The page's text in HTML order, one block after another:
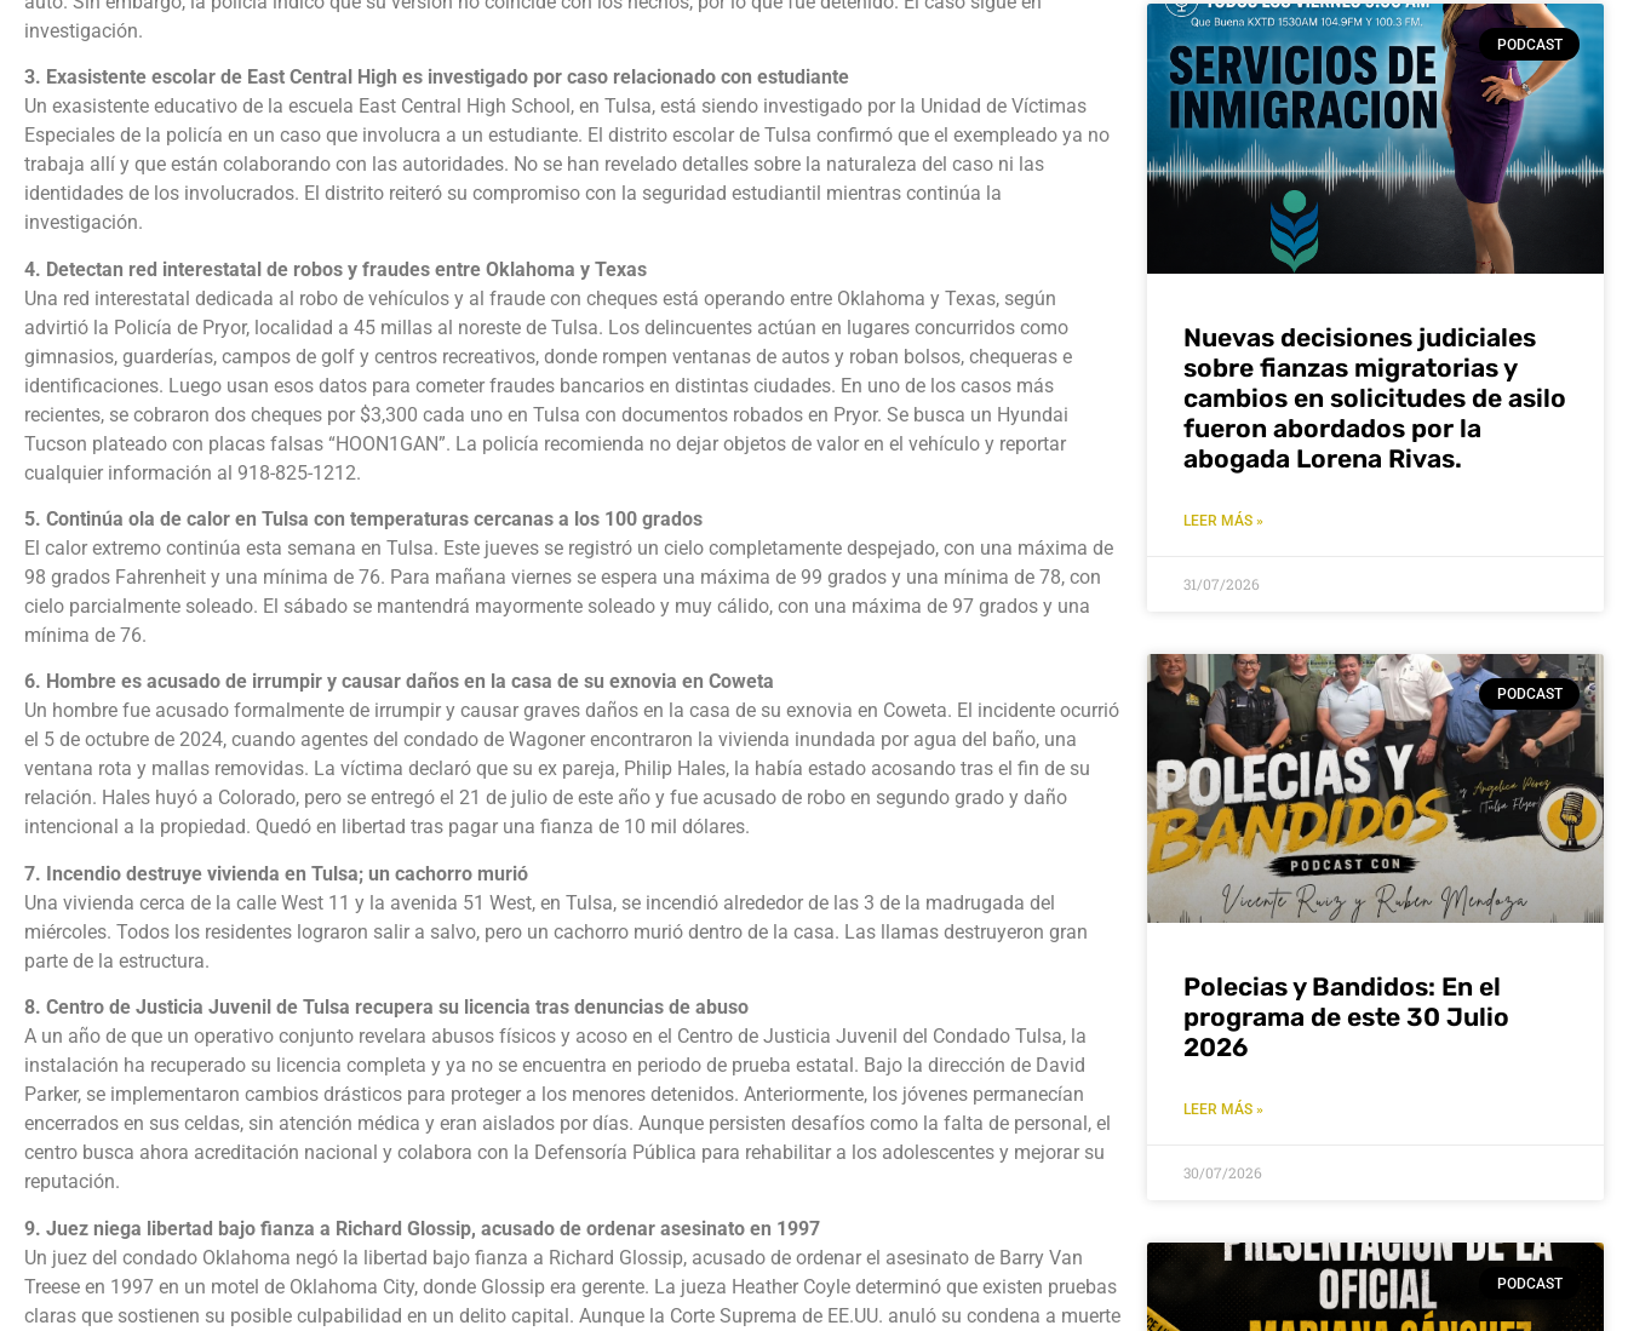
investigación.
3. Exasistente escolar de East Central High es investigado por caso relacionado con estudiante
Un exasistente educativo de la escuela East Central High School, en Tulsa, está siendo investigado por la Unidad de Víctimas
Especiales de la policía en un caso que involucra a un estudiante. El distrito escolar de Tulsa confirmó que el exempleado ya no
trabaja allí y que están colaborando con las autoridades. No se han revelado detalles sobre la naturaleza del caso ni las
identidades de los involucrados. El distrito reiteró su compromiso con la seguridad estudiantil mientras continúa la
investigación.
4. Detectan red interestatal de robos y fraudes entre Oklahoma y Texas
Una red interestatal dedicada al robo de vehículos y al fraude con cheques está operando entre Oklahoma y Texas, según
advirtió la Policía de Pryor, localidad a 45 millas al noreste de Tulsa. Los delincuentes actúan en lugares concurridos como
gimnasios, guarderías, campos de golf y centros recreativos, donde rompen ventanas de autos y roban bolsos, chequeras e
identificaciones. Luego usan esos datos para cometer fraudes bancarios en distintas ciudades. En uno de los casos más
recientes, se cobraron dos cheques por $3,300 cada uno en Tulsa con documentos robados en Pryor. Se busca un Hyundai
Tucson plateado con placas falsas “HOON1GAN”. La policía recomienda no dejar objetos de valor en el vehículo y reportar
cualquier información al 918-825-1212.
5. Continúa ola de calor en Tulsa con temperaturas cercanas a los 100 grados
El calor extremo continúa esta semana en Tulsa. Este jueves se registró un cielo completamente despejado, con una máxima de
98 grados Fahrenheit y una mínima de 76. Para mañana viernes se espera una máxima de 99 grados y una mínima de 78, con
cielo parcialmente soleado. El sábado se mantendrá mayormente soleado y muy cálido, con una máxima de 97 grados y una
mínima de 76.
6. Hombre es acusado de irrumpir y causar daños en la casa de su exnovia en Coweta
Un hombre fue acusado formalmente de irrumpir y causar graves daños en la casa de su exnovia en Coweta. El incidente ocurrió
el 5 de octubre de 2024, cuando agentes del condado de Wagoner encontraron la vivienda inundada por agua del baño, una
ventana rota y mallas removidas. La víctima declaró que su ex pareja, Philip Hales, la había estado acosando tras el fin de su
relación. Hales huyó a Colorado, pero se entregó el 21 de julio de este año y fue acusado de robo en segundo grado y daño
intencional a la propiedad. Quedó en libertad tras pagar una fianza de 10 mil dólares.
7. Incendio destruye vivienda en Tulsa; un cachorro murió
Una vivienda cerca de la calle West 11 y la avenida 51 West, en Tulsa, se incendió alrededor de las 3 de la madrugada del
miércoles. Todos los residentes lograron salir a salvo, pero un cachorro murió dentro de la casa. Las llamas destruyeron gran
parte de la estructura.
8. Centro de Justicia Juvenil de Tulsa recupera su licencia tras denuncias de abuso
A un año de que un operativo conjunto revelara abusos físicos y acoso en el Centro de Justicia Juvenil del Condado Tulsa, la
instalación ha recuperado su licencia completa y ya no se encuentra en periodo de prueba estatal. Bajo la dirección de David
Parker, se implementaron cambios drásticos para proteger a los menores detenidos. Anteriormente, los jóvenes permanecían
encerrados en sus celdas, sin atención médica y eran aislados por días. Aunque persisten desafíos como la falta de personal, el
centro busca ahora acreditación nacional y colabora con la Defensoría Pública para rehabilitar a los adolescentes y mejorar su
reputación.
9. Juez niega libertad bajo fianza a Richard Glossip, acusado de ordenar asesinato en 1997
Un juez del condado Oklahoma negó la libertad bajo fianza a Richard Glossip, acusado de ordenar el asesinato de Barry Van
Treese en 1997 en un motel de Oklahoma City, donde Glossip era gerente. La jueza Heather Coyle determinó que existen pruebas
claras que sostienen su posible culpabilidad en un delito capital. Aunque la Corte Suprema de EE.UU. anuló su condena a muerte
PODCAST
Nuevas decisiones judiciales
sobre fianzas migratorias y
cambios en solicitudes de asilo
fueron abordados por la
abogada Lorena Rivas.
LEER MÁS »
31/07/2026
PODCAST
Polecias y Bandidos: En el
programa de este 30 Julio
2026
LEER MÁS »
30/07/2026
PODCAST